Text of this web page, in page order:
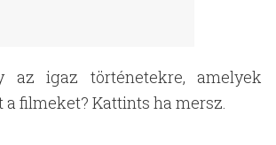
az igaz történetekre, amelyek
filmeket? Kattints ha mersz.